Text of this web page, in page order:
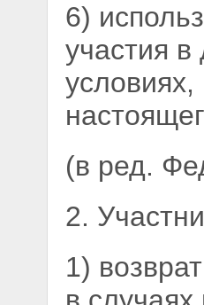
6)
участия
(в ред.
2.
1)